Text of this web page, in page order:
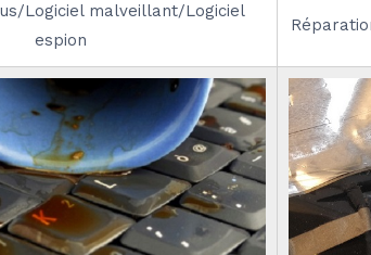
Logiciel malveillant/Logiciel
espion